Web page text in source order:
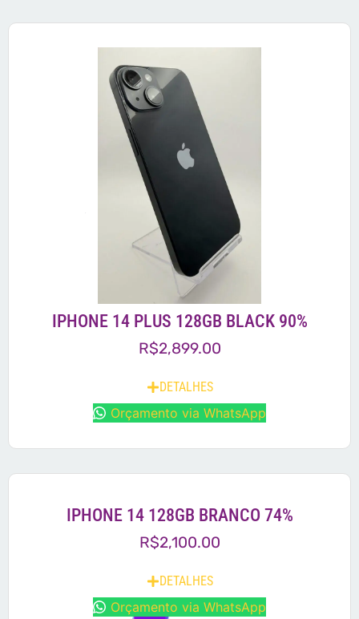
IPHONE 14 PLUS 128GB BLACK 90%
R$2,899.00
DETALHES
Orçamento via WhatsApp
IPHONE 14 128GB BRANCO 74%
R$2,100.00
DETALHES
Orçamento via WhatsApp